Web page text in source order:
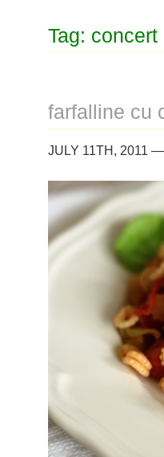
Tag:
farfalline cu
JULY 11TH, 2011